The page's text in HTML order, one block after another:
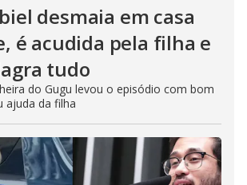
desmaia em casa
é acudida pela filha e
tudo
do Gugu levou o episódio com bom
ajuda da filha